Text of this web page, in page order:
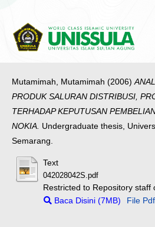
Mutamimah, Mutamimah (2006)
PRODUK SALURAN DISTRIBUSI,
TERHADAP KEPUTUSAN
NOKIA. Undergraduate thesis,
Semarang.
Text
042028042S.pdf
Restricted to Repository staff
Baca Disini (7MB)
File